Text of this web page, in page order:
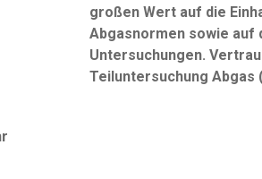
großen Wert auf die
Abgasnormen sowie auf
Untersuchungen.
Teiluntersuchung Abgas